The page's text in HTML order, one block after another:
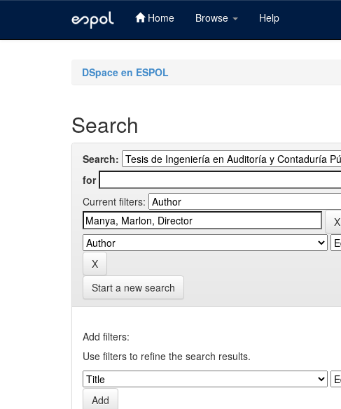
Home Browse Help
DSpace en ESPOL
Search
Search:
for
Current filters:
Start a new search
Add filters:
Use filters to refine the search results.